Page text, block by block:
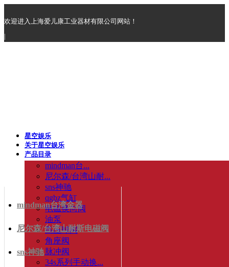
欢迎进入上海爱儿康工业器材有限公司网站！
|
星空娱乐
关于星空娱乐
产品目录
mindman台...
尼尔森/台湾山耐...
sns神驰
qgbz气缸
电磁换向阀
油泵
高压球阀
角座阀
脉冲阀
34s系列手动换...
mindman台湾金器
尼尔森/台湾山耐斯电磁阀
sns神驰